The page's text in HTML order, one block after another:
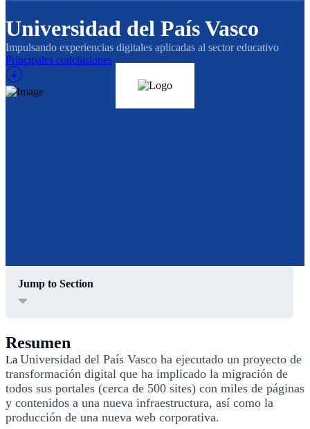
Universidad del País Vasco
Impulsando experiencias digitales aplicadas al sector educativo
Principales conclusiones
Jump to Section
Resumen
La Universidad del País Vasco ha ejecutado un proyecto de
transformación digital que ha implicado la migración de
todos sus portales (cerca de 500 sites) con miles de páginas
y contenidos a una nueva infraestructura, así como la
producción de una nueva web corporativa.